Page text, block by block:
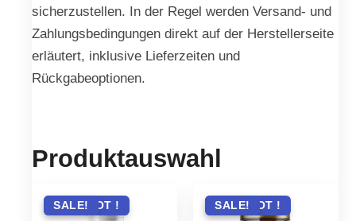
sicherzustellen. In der Regel werden Versand- und
Zahlungsbedingungen direkt auf der Herstellerseite
erläutert, inklusive Lieferzeiten und
Rückgabeoptionen.
Produktauswahl
ANGEBOT !
SALE! ANGEBOT !
SALE!